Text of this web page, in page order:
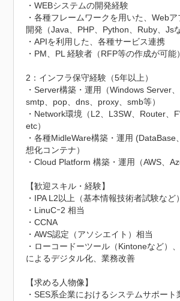
・WEBシステムの開発経験
・各種フレームワークを用いた、Web
開発（Java、PHP、Python、Ruby、Js
・APIを利用した、各種サービス連携
・PM、PL 経験者（RFP等の作成が可能）
2：インフラ保守経験（5年以上）
・Server構築・運用（Windows Server
smtp、pop、dns、proxy、smb等）
・Network環境（L2、L3SW、Router、
etc）
・各種MidleWare構築・運用 (DataBase
想化コンテナ）
・Cloud Platform 構築・運用（AWS、
【歓迎スキル・経験】
・IPA L2以上（基本情報技術者試験など）
・LinuCｰ2 相当
・CCNA
・AWS認定（アソシエイト）相当
・ローコードーツール（Kintoneなど）
によるデジタル化、業務改善
【求める人物像】
・SES系企業におけるシステムサポート